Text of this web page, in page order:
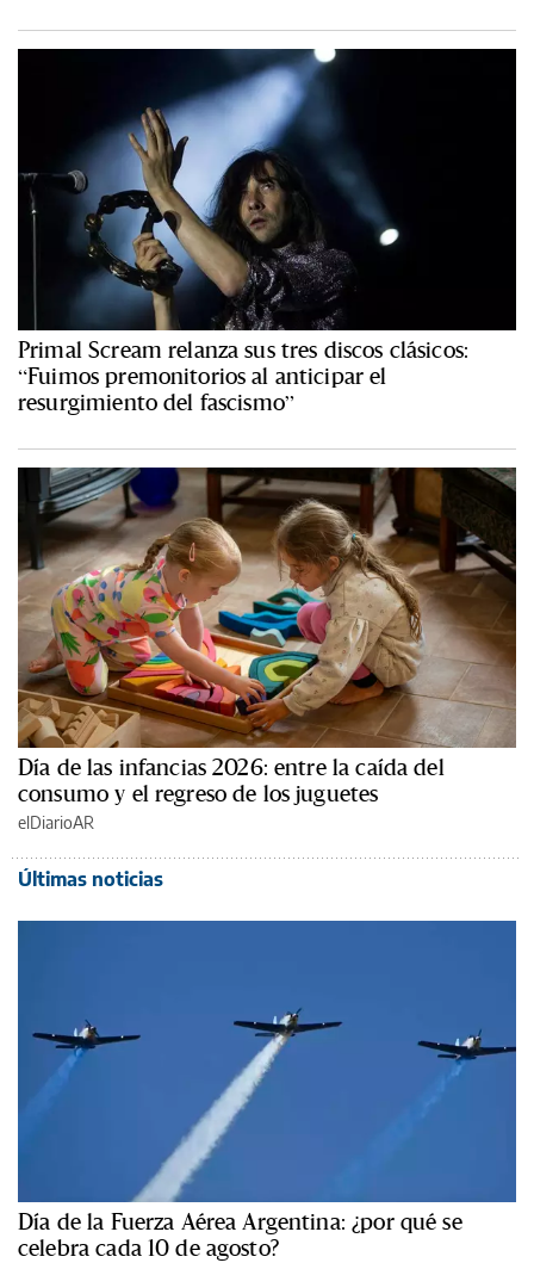
Primal Scream relanza sus tres discos clásicos:
“Fuimos premonitorios al anticipar el
resurgimiento del fascismo”
Día de las infancias 2026: entre la caída del
consumo y el regreso de los juguetes
elDiarioAR
Últimas noticias
Día de la Fuerza Aérea Argentina: ¿por qué se
celebra cada 10 de agosto?